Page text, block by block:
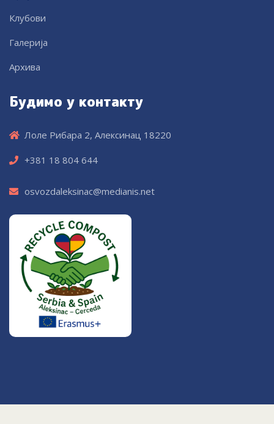
Клубови
Галерија
Архива
Будимо у контакту
Лоле Рибара 2, Алексинац 18220
+381 18 804 644
osvozdaleksinac@medianis.net